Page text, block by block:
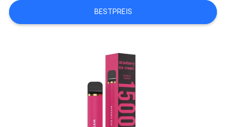
BESTPREIS